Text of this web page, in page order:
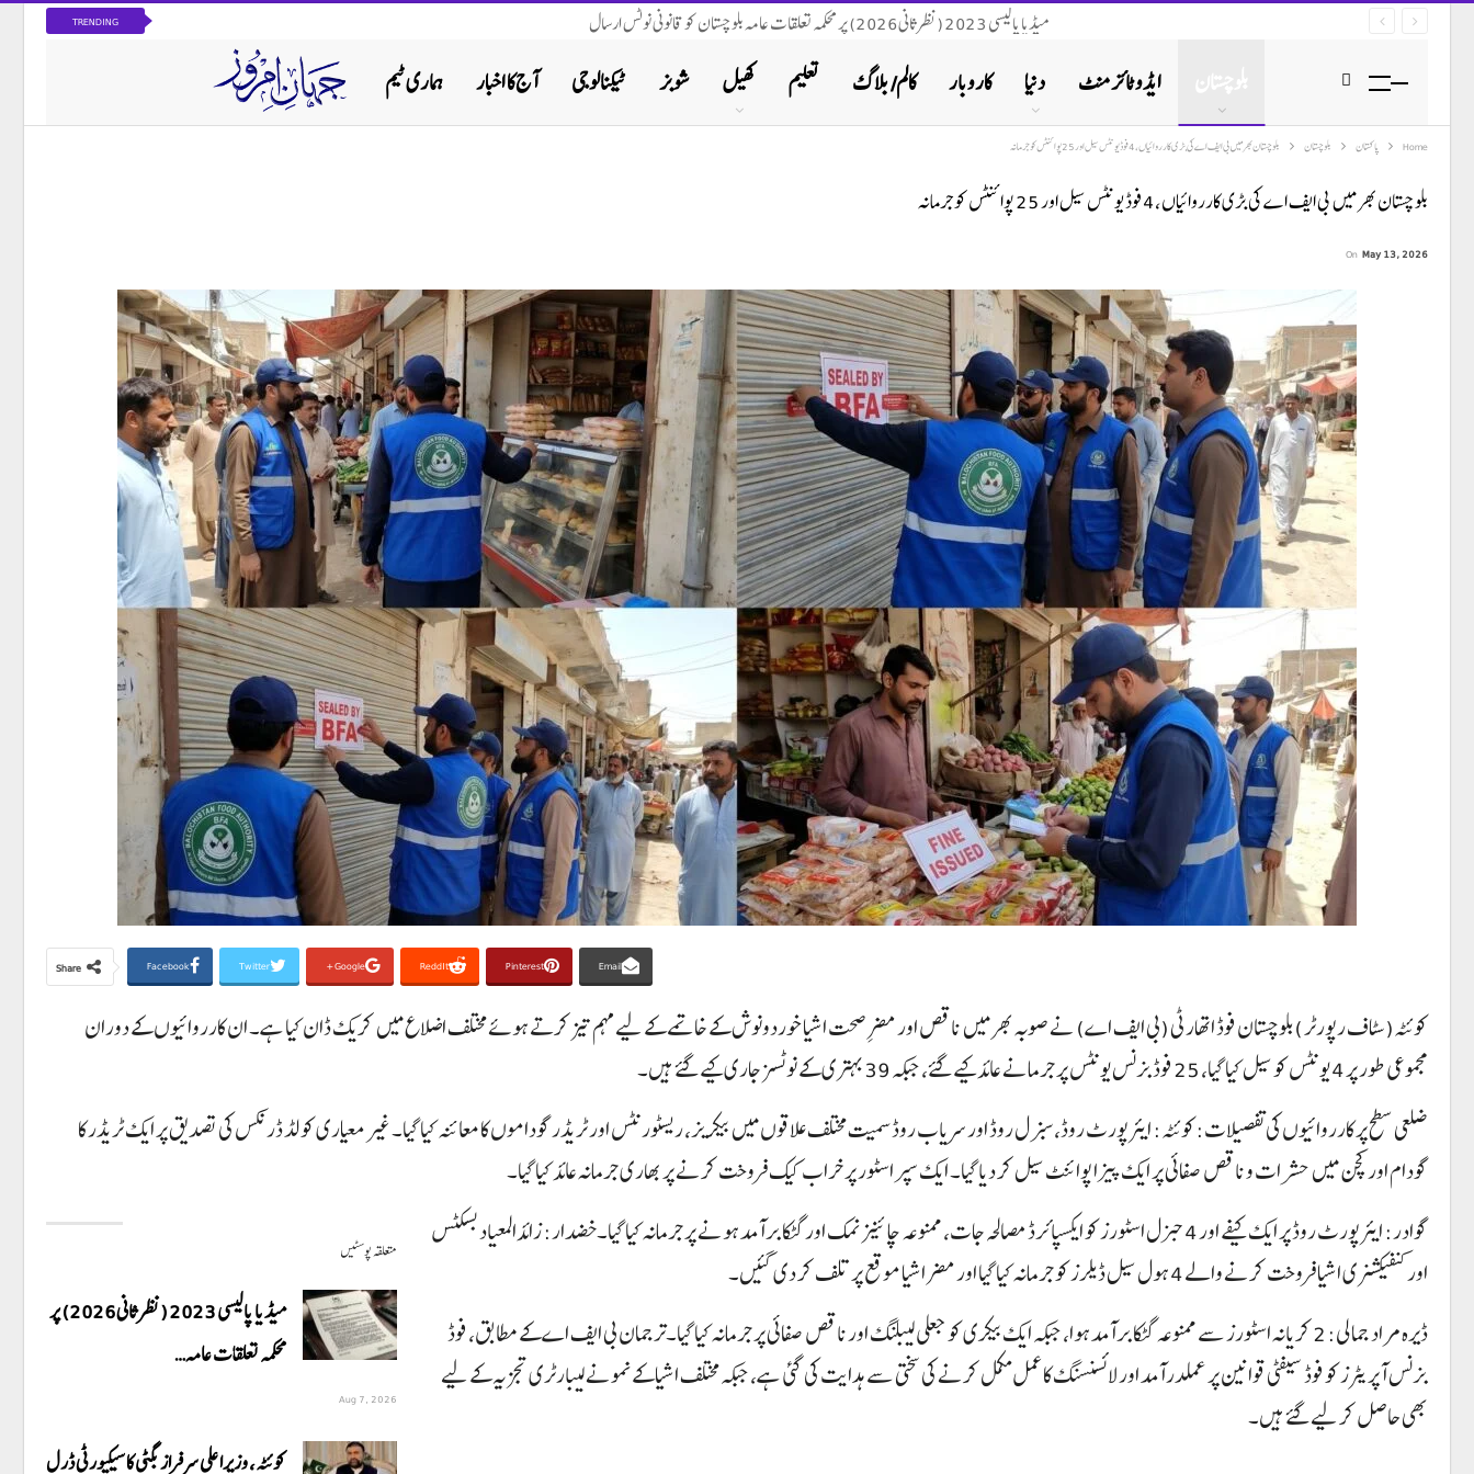
TRENDING میڈیا پالیسی 2023 (نظرثانی 2026) پر محکمہ تعلقات عامہ بلوچستان کو قانونی نوٹس ارسال
ہماری ٹیم آج کا اخبار ٹیکنالوجی شوبز کھیل تعلیم کالم/ بلاگ کاروبار دنیا ایڈوٹائزمنٹ
Home پاکستان بلوچستان بلوچستان بھر میں بی ایف اے کی بڑی کارروائیاں، 4 فوڈ یونٹس سیل اور 25 پوائنٹس کو جرمانہ
بلوچستان بھر میں بی ایف اے کی بڑی کارروائیاں، 4 فوڈ یونٹس سیل اور 25 پوائنٹس کو جرمانہ
On May 13, 2026
Share Facebook Twitter Google+ ReddIt Pinterest Email
کوئٹہ(سٹاف رپورٹر )بلوچستان فوڈ اتھارٹی (بی ایف اے) نے صوبہ بھر میں ناقص اور مضرِ صحت اشیا خوردونوش کے خاتمے کے لیے مہم تیز کرتے ہوئے مختلف اضلاع میں کریک ڈان کیا ہے۔ ان کارروائیوں کے دوران
مجموعی طور پر 4 یونٹس کو سیل کیا گیا، 25 فوڈ بزنس یونٹس پر جرمانے عائد کیے گئے، جبکہ 39 بہتری کے نوٹسز جاری کیے گئے ہیں۔
ضلعی سطح پر کارروائیوں کی تفصیلات:کوئٹہ: ایئرپورٹ روڈ، سبزل روڈ اور سریاب روڈ سمیت مختلف علاقوں میں بیکریز، ریسٹورنٹس اور ٹریڈر گوداموں کا معائنہ کیا گیا۔ غیر معیاری کولڈ ڈرنکس کی تصدیق پر ایک ٹریڈر کا
گودام اور کچن میں حشرات و ناقص صفائی پر ایک پیزا پوائنٹ سیل کر دیا گیا۔ ایک سپر اسٹور پر خراب کیک فروخت کرنے پر بھاری جرمانہ عائد کیا گیا۔
متعلقہ پوسٹیں
میڈیا پالیسی 2023 (نظرثانی 2026) پر
محکمہ تعلقات عامہ…
Aug 7, 2026
کوئٹہ، وزیراعلی سرفراز بگٹی کا سیکیورٹی ڈرل
گوادر: ایئرپورٹ روڈ پر ایک کیفے اور 4 جنرل اسٹورز کو ایکسپائرڈ مصالحہ جات، ممنوعہ چائنیز نمک اور گٹکا برآمد ہونے پر جرمانہ کیا گیا۔خضدار: زائدالمعیاد بسکٹس
اور کنفیکشنری اشیا فروخت کرنے والے 4 ہول سیل ڈیلرز کو جرمانہ کیا گیا اور مضر اشیا موقع پر تلف کر دی گئیں۔
ڈیرہ مراد جمالی: 2 کریانہ اسٹورز سے ممنوعہ گٹکا برآمد ہوا، جبکہ ایک بیکری کو جعلی لیبلنگ اور ناقص صفائی پر جرمانہ کیا گیا۔ترجمان بی ایف اے کے مطابق، فوڈ
بزنس آپریٹرز کو فوڈ سیفٹی قوانین پر عملدرآمد اور لائسنسنگ کا عمل مکمل کرنے کی سختی سے ہدایت کی گئی ہے، جبکہ مختلف اشیا کے نمونے لیبارٹری تجزیہ کے لیے
بھی حاصل کر لیے گئے ہیں۔